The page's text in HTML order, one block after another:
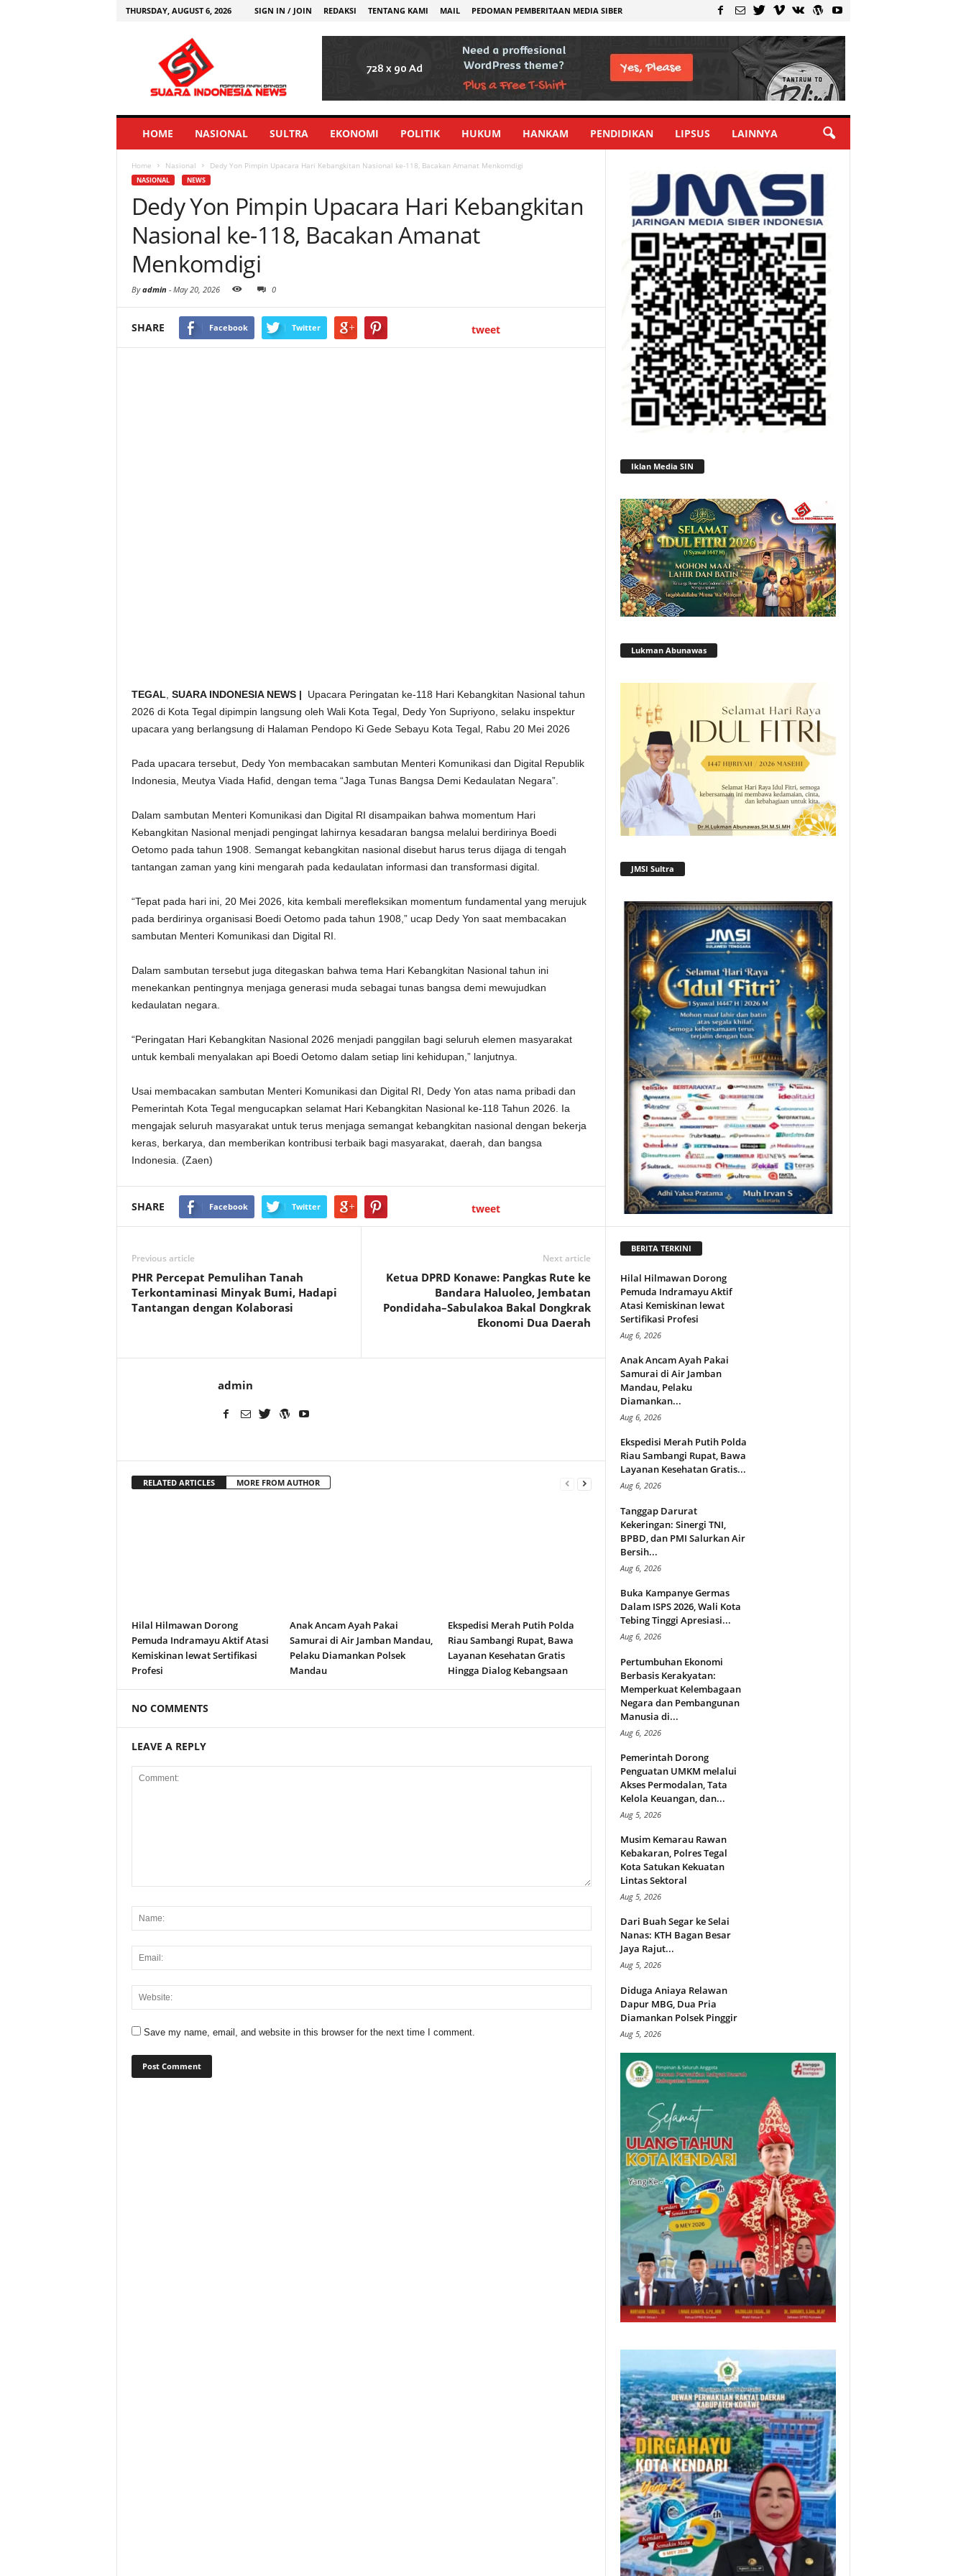
THURSDAY, AUGUST 6, 2026 SIGN IN / JOIN REDAKSI TENTANG KAMI MAIL PEDOMAN PEMBERITAAN MEDIA SIBER
HOME NASIONAL SULTRA EKONOMI POLITIK HUKUM HANKAM PENDIDIKAN LIPSUS LAINNYA
Home Nasional Dedy Yon Pimpin Upacara Hari Kebangkitan Nasional ke-118, Bacakan Amanat Menkomdigi
NASIONAL NEWS
Dedy Yon Pimpin Upacara Hari Kebangkitan
Nasional ke-118, Bacakan Amanat
Menkomdigi
Byadmin - May 20, 2026 0
SHARE Facebook Twitter tweet
TEGAL SUARA INDONESIA NEWS | Upacara Peringatan ke-118 Hari Kebangkitan Nasional tahun
2026 di Kota Tegal dipimpin langsung oleh Wali Kota Tegal, Dedy Yon Supriyono, selaku inspektur
upacara yang berlangsung di Halaman Pendopo Ki Gede Sebayu Kota Tegal, Rabu 20 Mei 2026
Pada upacara tersebut, Dedy Yon membacakan sambutan Menteri Komunikasi dan Digital Republik
Indonesia, Meutya Viada Hafid, dengan tema “Jaga Tunas Bangsa Demi Kedaulatan Negara”.
Dalam sambutan Menteri Komunikasi dan Digital RI disampaikan bahwa momentum Hari
Kebangkitan Nasional menjadi pengingat lahirnya kesadaran bangsa melalui berdirinya Boedi
Oetomo pada tahun 1908. Semangat kebangkitan nasional disebut harus terus dijaga di tengah
tantangan zaman yang kini mengarah pada kedaulatan informasi dan transformasi digital.
“Tepat pada hari ini, 20 Mei 2026, kita kembali merefleksikan momentum fundamental yang merujuk
pada berdirinya organisasi Boedi Oetomo pada tahun 1908,” ucap Dedy Yon saat membacakan
sambutan Menteri Komunikasi dan Digital RI.
Dalam sambutan tersebut juga ditegaskan bahwa tema Hari Kebangkitan Nasional tahun ini
menekankan pentingnya menjaga generasi muda sebagai tunas bangsa demi mewujudkan
kedaulatan negara.
“Peringatan Hari Kebangkitan Nasional 2026 menjadi panggilan bagi seluruh elemen masyarakat
untuk kembali menyalakan api Boedi Oetomo dalam setiap lini kehidupan,” lanjutnya.
Usai membacakan sambutan Menteri Komunikasi dan Digital RI, Dedy Yon atas nama pribadi dan
Pemerintah Kota Tegal mengucapkan selamat Hari Kebangkitan Nasional ke-118 Tahun 2026. Ia
mengajak seluruh masyarakat untuk terus menjaga semangat kebangkitan nasional dengan bekerja
keras, berkarya, dan memberikan kontribusi terbaik bagi masyarakat, daerah, dan bangsa
Indonesia. (Zaen)
SHARE Facebook Twitter tweet
Previous article
PHR Percepat Pemulihan Tanah
Terkontaminasi Minyak Bumi, Hadapi
Tantangan dengan Kolaborasi
Next article
Ketua DPRD Konawe: Pangkas Rute ke
Bandara Haluoleo, Jembatan
Pondidaha–Sabulakoa Bakal Dongkrak
Ekonomi Dua Daerah
admin
RELATED ARTICLES MORE FROM AUTHOR
Hilal Hilmawan Dorong
Pemuda Indramayu Aktif Atasi
Kemiskinan lewat Sertifikasi
Profesi
Anak Ancam Ayah Pakai
Samurai di Air Jamban Mandau,
Pelaku Diamankan Polsek
Mandau
Ekspedisi Merah Putih Polda
Riau Sambangi Rupat, Bawa
Layanan Kesehatan Gratis
Hingga Dialog Kebangsaan
NO COMMENTS
LEAVE A REPLY
Save my name, email, and website in this browser for the next time I comment.
Iklan Media SIN
Lukman Abunawas
JMSI Sultra
BERITA TERKINI
Hilal Hilmawan Dorong
Pemuda Indramayu Aktif
Atasi Kemiskinan lewat
Sertifikasi Profesi
Aug 6, 2026
Anak Ancam Ayah Pakai
Samurai di Air Jamban
Mandau, Pelaku
Diamankan...
Aug 6, 2026
Ekspedisi Merah Putih Polda
Riau Sambangi Rupat, Bawa
Layanan Kesehatan Gratis...
Aug 6, 2026
Tanggap Darurat
Kekeringan: Sinergi TNI,
BPBD, dan PMI Salurkan Air
Bersih...
Aug 6, 2026
Buka Kampanye Germas
Dalam ISPS 2026, Wali Kota
Tebing Tinggi Apresiasi...
Aug 6, 2026
Pertumbuhan Ekonomi
Berbasis Kerakyatan:
Memperkuat Kelembagaan
Negara dan Pembangunan
Manusia di...
Aug 6, 2026
Pemerintah Dorong
Penguatan UMKM melalui
Akses Permodalan, Tata
Kelola Keuangan, dan...
Aug 5, 2026
Musim Kemarau Rawan
Kebakaran, Polres Tegal
Kota Satukan Kekuatan
Lintas Sektoral
Aug 5, 2026
Dari Buah Segar ke Selai
Nanas: KTH Bagan Besar
Jaya Rajut...
Aug 5, 2026
Diduga Aniaya Relawan
Dapur MBG, Dua Pria
Diamankan Polsek Pinggir
Aug 5, 2026